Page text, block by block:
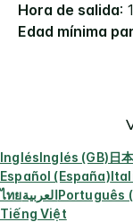
Hora de salida:
Edad mínima
InglésInglés (GB)日
Español (España)
ไทยالعربيةPortuguês
Tiếng Việt